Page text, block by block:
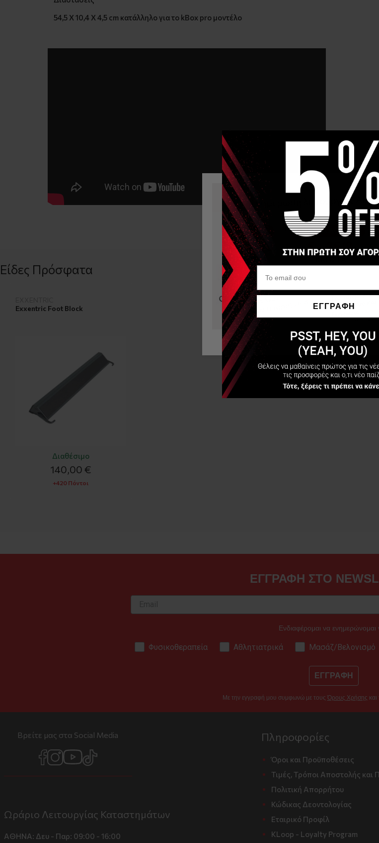
54,5 X 10,4 X 4,5 cm κατάλληλο για το kBox pro μοντέλο
Είδες Πρόσφατα
Exxentric Foot Block
Διαθέσιμο
140,00 €
+420 Πόντοι
ΕΓΓΡΑΦΗ ΣΤΟ
Ενδιαφέρομαι να ενημερώνομαι
Φυσικοθεραπεία Αθλητιατρικά Μασάζ/Βελονισμό
ΕΓΓΡΑΦΗ
Με την εγγραφή μου συμφωνώ με τους Όρους Χρήσης και
Βρείτε μας στα Social Media
Ωράριο Λειτουργίας Καταστημάτων
ΑΘΗΝΑ: Δευ - Παρ: 09:00 - 16:00
Πληροφορίες
Όροι και Προϋποθέσεις
Τιμές, Τρόποι Αποστολής και
Πολιτική Απορρήτου
Κώδικας Δεοντολογίας
Εταιρικό Προφίλ
KLoop - Loyalty Program
Να μην εμφανιστεί ξανά
ΕΓΓΡΑΦΗ